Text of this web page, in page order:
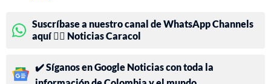
Suscríbase a nuestro canal de WhatsApp Channels
aquí 👉🏻 Noticias Caracol
✔️ Síganos en Google Noticias con toda la